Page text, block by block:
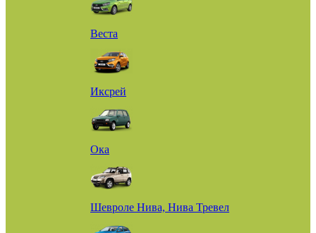
Веста
Иксрей
Ока
Шевроле Нива, Нива Тревел